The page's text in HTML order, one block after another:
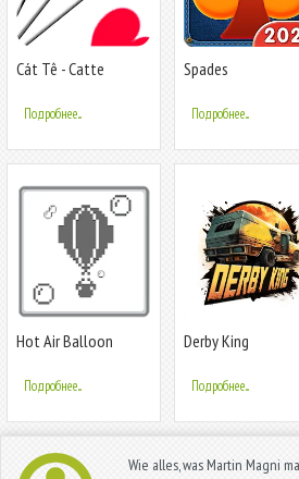
Cát Tê - Catte
Подробнее...
Spades
Подробнее...
Hot Air Balloon
Подробнее...
Derby King
Подробнее...
Wie alles, was Martin Magni